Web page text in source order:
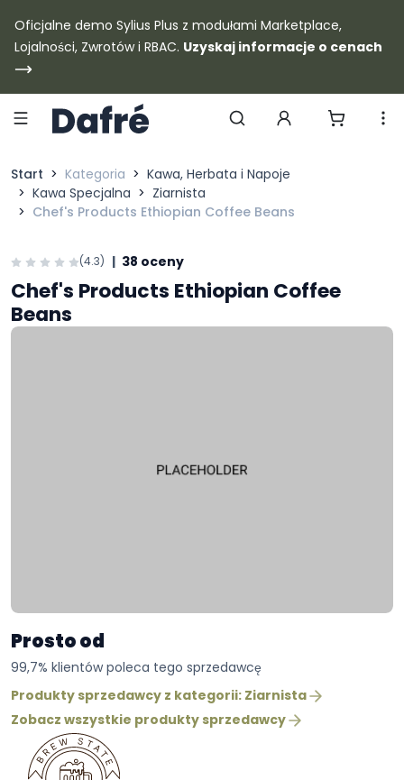
Dafre
Oficjalne demo Sylius Plus z modułami Marketplace,
Lojalności, Zwrotów i RBAC. Uzyskaj informacje o cenach
Start
Kategoria
Kawa, Herbata i Napoje
Kawa Specjalna
Ziarnista
Chef's Products Ethiopian Coffee Beans
(4.3) | 38 oceny
Chef's Products Ethiopian Coffee
Beans
Prosto od
99,7% klientów poleca tego sprzedawcę
Produkty sprzedawcy z kategorii: Ziarnista
Zobacz wszystkie produkty sprzedawcy